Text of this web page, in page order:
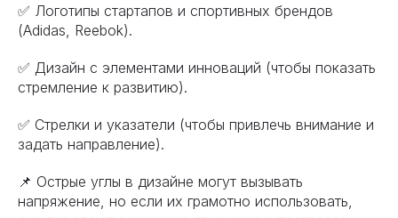
✅ Логотипы стартапов и спортивных брендов
(Adidas, Reebok).
✅ Дизайн с элементами инноваций (чтобы показать
стремление к развитию).
✅ Стрелки и указатели (чтобы привлечь внимание и
задать направление).
📌 Острые углы в дизайне могут вызывать
напряжение, но если их грамотно использовать,